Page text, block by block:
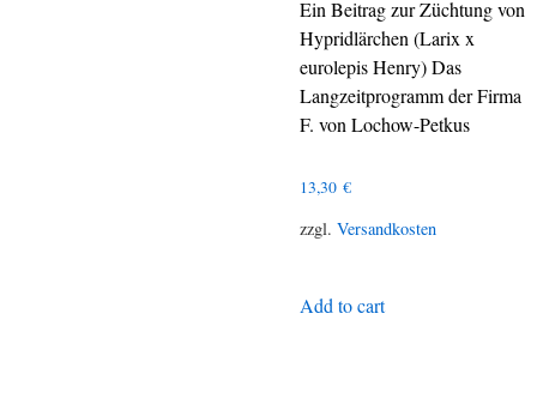
Ein Beitrag zur Züchtung von
Hypridlärchen (Larix x
eurolepis Henry) Das
Langzeitprogramm der Firma
F. von Lochow-Petkus
13,30 €
zzgl. Versandkosten
Add to cart